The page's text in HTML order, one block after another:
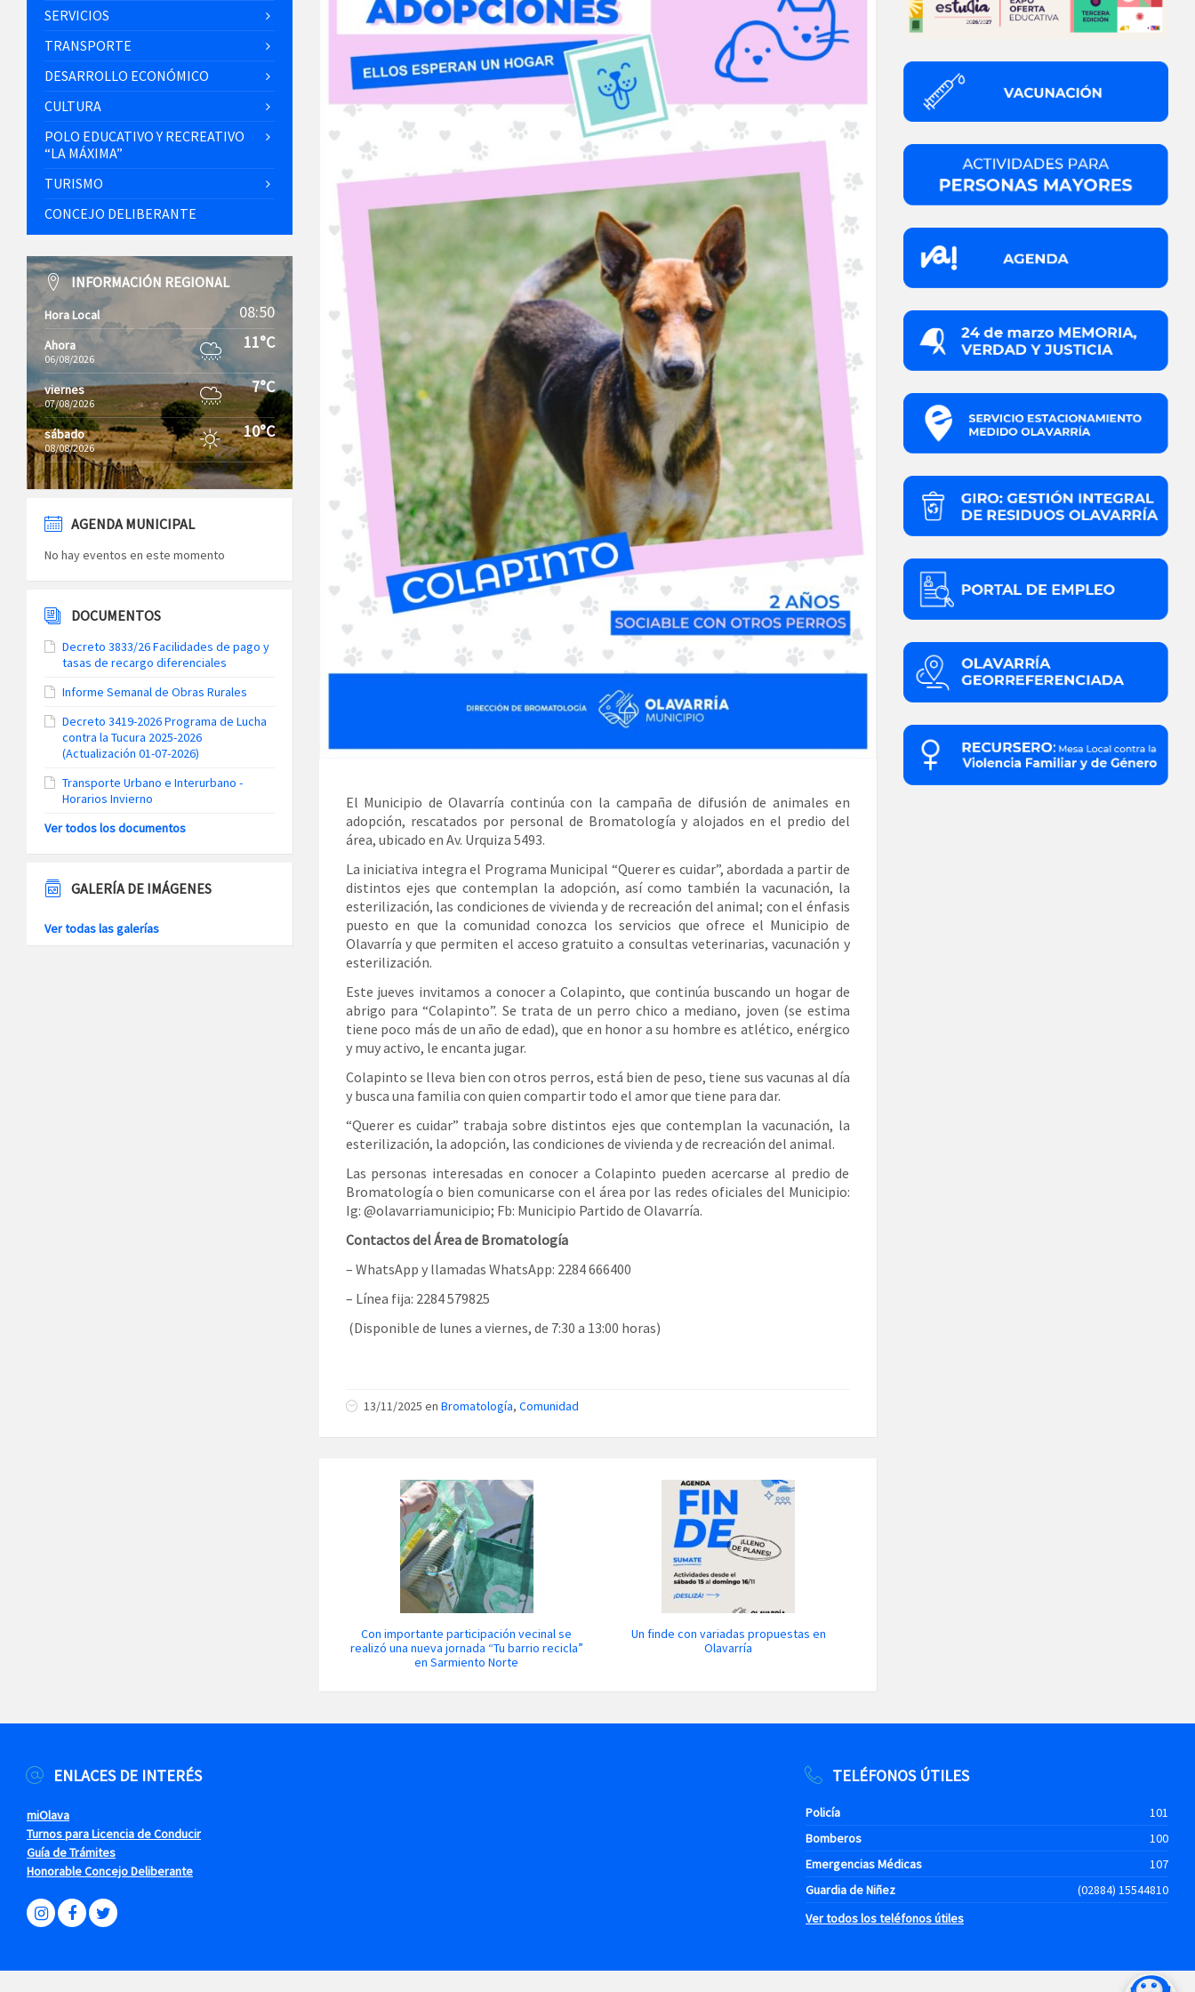
El Municipio de Olavarría continúa con la campaña de difusión de animales en
adopción, rescatados por personal de Bromatología y alojados en el predio del
área, ubicado en Av. Urquiza 5493.
La iniciativa integra el Programa Municipal “Querer es cuidar”, abordada a partir de
distintos ejes que contemplan la adopción, así como también la vacunación, la
esterilización, las condiciones de vivienda y de recreación del animal; con el énfasis
puesto en que la comunidad conozca los servicios que ofrece el Municipio de
Olavarría y que permiten el acceso gratuito a consultas veterinarias, vacunación y
esterilización.
Este jueves invitamos a conocer a Colapinto, que continúa buscando un hogar de
abrigo para “Colapinto”. Se trata de un perro chico a mediano, joven (se estima
tiene poco más de un año de edad), que en honor a su hombre es atlético, enérgico
y muy activo, le encanta jugar.
Colapinto se lleva bien con otros perros, está bien de peso, tiene sus vacunas al día
y busca una familia con quien compartir todo el amor que tiene para dar.
“Querer es cuidar” trabaja sobre distintos ejes que contemplan la vacunación, la
esterilización, la adopción, las condiciones de vivienda y de recreación del animal.
Las personas interesadas en conocer a Colapinto pueden acercarse al predio de
Bromatología o bien comunicarse con el área por las redes oficiales del Municipio:
Ig: @olavarriamunicipio; Fb: Municipio Partido de Olavarría.
Contactos del Área de Bromatología
– WhatsApp y llamadas WhatsApp: 2284 666400
– Línea fija: 2284 579825
(Disponible de lunes a viernes, de 7:30 a 13:00 horas)
13/11/2025 en Bromatología, Comunidad
Con importante participación vecinal se
realizó una nueva jornada “Tu barrio recicla”
en Sarmiento Norte
Un finde con variadas propuestas en
Olavarría
SERVICIOS
TRANSPORTE
DESARROLLO ECONÓMICO
CULTURA
POLO EDUCATIVO Y RECREATIVO
“LA MÁXIMA”
TURISMO
CONCEJO DELIBERANTE
INFORMACIÓN REGIONAL
Hora Local 08:50
Ahora
06/08/2026
11°C
viernes
07/08/2026
7°C
sábado
08/08/2026
10°C
AGENDA MUNICIPAL
No hay eventos en este momento
DOCUMENTOS
Decreto 3833/26 Facilidades de pago y
tasas de recargo diferenciales
Informe Semanal de Obras Rurales
Decreto 3419-2026 Programa de Lucha
contra la Tucura 2025-2026
(Actualización 01-07-2026)
Transporte Urbano e Interurbano -
Horarios Invierno
Ver todos los documentos
GALERÍA DE IMÁGENES
Ver todas las galerías
ENLACES DE INTERÉS
miOlava
Turnos para Licencia de Conducir
Guía de Trámites
Honorable Concejo Deliberante
TELÉFONOS ÚTILES
Policía
101
Bomberos
100
Emergencias Médicas
107
Guardia de Niñez
(02884) 15544810
Ver todos los teléfonos útiles